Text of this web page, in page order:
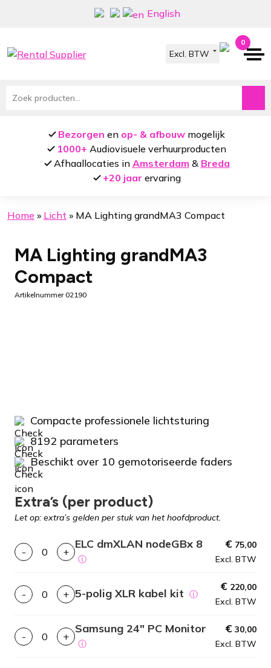
navigatie
inhoud
English
0
Zoeken
Bezorgen en op- & afbouw mogelijk
1000+ Audiovisuele verhuurproducten
Afhaallocaties in Amsterdam & Breda
+20 jaar ervaring
Home » Licht » MA Lighting grandMA3 Compact
MA Lighting grandMA3
Compact
Artikelnummer 02190
Compacte professionele lichtsturing
8192 parameters
Beschikt over 10 gemotoriseerde faders
Extra’s (per product)
Let op: extra’s gelden per stuk van het hoofdproduct.
- +
ELC dmXLAN nodeGBx 8
ⓘ
€ 75,00
Excl. BTW
- + 5-polig XLR kabel kit ⓘ
€ 220,00
Excl. BTW
- +
Samsung 24″ PC Monitor
ⓘ
€ 30,00
Excl. BTW